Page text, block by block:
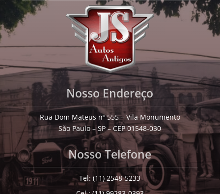
Nosso Endereço
Rua Dom Mateus nº 555 – Vila Monumento
São Paulo – SP – CEP 01548-030
Nosso Telefone
Tel: (11) 2548-5233